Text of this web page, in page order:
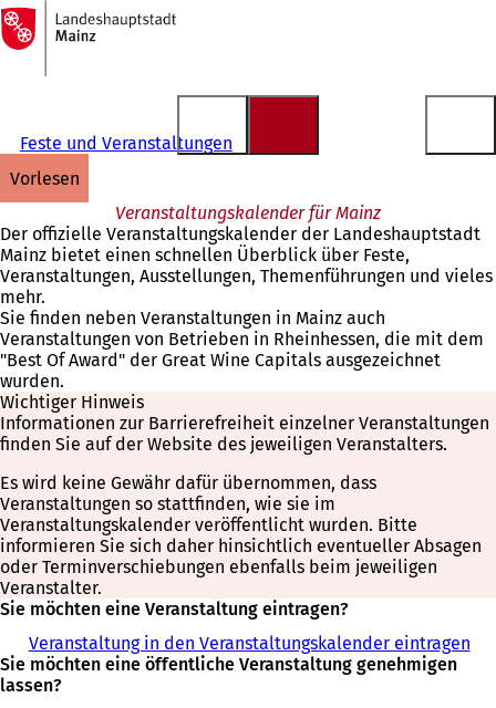
Inhalt anspringen
Zur
Startseite
Feste und Veranstaltungen
vorlesen
Veranstaltungskalender für Mainz
Der offizielle Veranstaltungskalender der Landeshauptstadt
Mainz bietet einen schnellen Überblick über Feste,
Veranstaltungen, Ausstellungen, Themenführungen und vieles
mehr.
Sie finden neben Veranstaltungen in Mainz auch
Veranstaltungen von Betrieben in Rheinhessen, die mit dem
"Best Of Award" der Great Wine Capitals ausgezeichnet
wurden.
Wichtiger Hinweis
Informationen zur Barrierefreiheit einzelner Veranstaltungen
finden Sie auf der Website des jeweiligen Veranstalters.
Es wird keine Gewähr dafür übernommen, dass
Veranstaltungen so stattfinden, wie sie im
Veranstaltungskalender veröffentlicht wurden. Bitte
informieren Sie sich daher hinsichtlich eventueller Absagen
oder Terminverschiebungen ebenfalls beim jeweiligen
Veranstalter.
Sie möchten eine Veranstaltung eintragen?
Veranstaltung in den Veranstaltungskalender eintragen
Sie möchten eine öffentliche Veranstaltung genehmigen
lassen?